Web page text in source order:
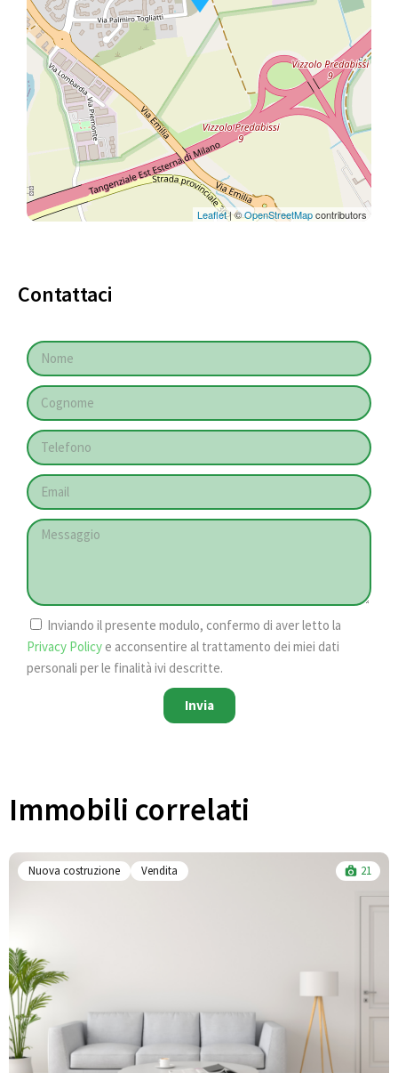
Leaflet| ©OpenStreetMapcontributors
Contattaci
Inviando il presente modulo, confermo di aver letto la
Privacy Policy e acconsentire al trattamento dei miei dati
personali per le finalità ivi descritte.
Invia
Immobili correlati​
Nuova costruzione Vendita 21